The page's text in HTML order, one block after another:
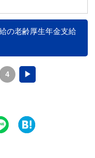
の老齢厚生年金支給
4 ▶